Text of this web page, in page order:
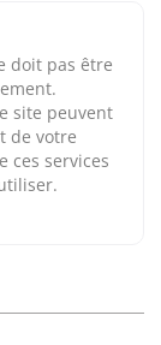
doit pas être
site peuvent
de votre
ces services